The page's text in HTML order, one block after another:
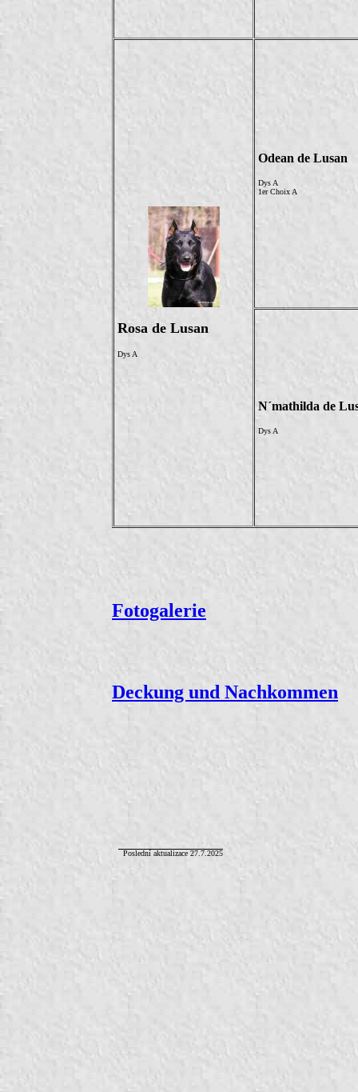
Rosa de Lusan
Dys A
Odean de Lusan
Dys A
1er Choix A
N´mathilda de
Dys A
Fotogalerie
Deckung und Nachkommen